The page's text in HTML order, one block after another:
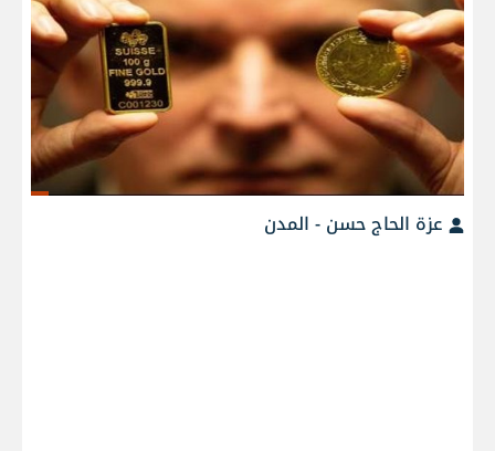
عزة الحاج حسن - المدن